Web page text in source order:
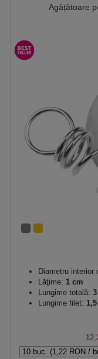
Agățătoare
Diametru interior
Lăţime: 1 cm
Lungime totală:
Lungime filet: